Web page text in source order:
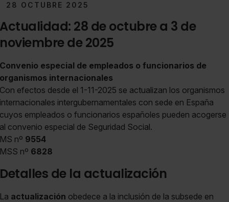
28 OCTUBRE 2025
Actualidad: 28 de octubre a 3 de
noviembre de 2025
Convenio especial de empleados o funcionarios de
organismos internacionales
Con efectos desde el 1-11-2025 se actualizan los organismos
internacionales intergubernamentales con sede en España
cuyos empleados o funcionarios españoles pueden acogerse
al convenio especial de Seguridad Social.
MS nº 9554
MSS nº 6828
Detalles de la actualización
La actualización obedece a la inclusión de la subsede en